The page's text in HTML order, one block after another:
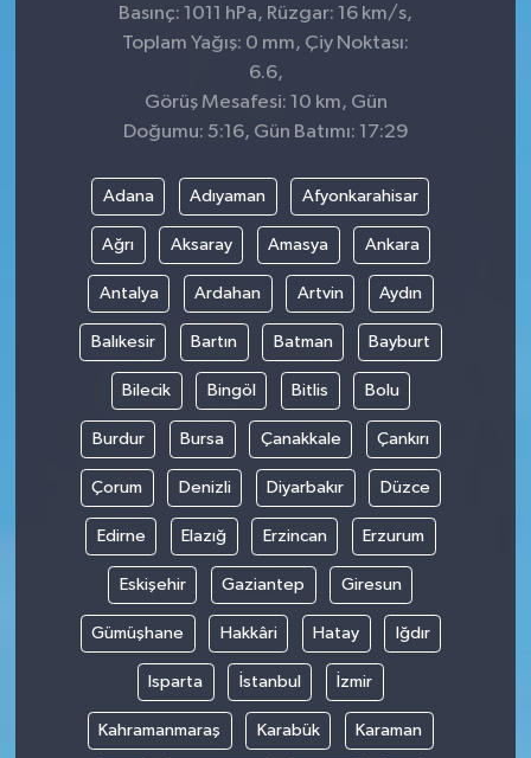
Basınç: 1011 hPa, Rüzgar: 16 km/s,
Toplam Yağış: 0 mm, Çiy Noktası:
6.6,
Görüş Mesafesi: 10 km, Gün
Doğumu: 5:16, Gün Batımı: 17:29
Adana Adıyaman Afyonkarahisar
Ağrı Aksaray Amasya Ankara
Antalya Ardahan Artvin Aydın
Balıkesir Bartın Batman Bayburt
Bilecik Bingöl Bitlis Bolu
Burdur Bursa Çanakkale Çankırı
Çorum Denizli Diyarbakır Düzce
Edirne Elazığ Erzincan Erzurum
Eskişehir Gaziantep Giresun
Gümüşhane Hakkâri Hatay Iğdır
Isparta İstanbul İzmir
Kahramanmaraş Karabük Karaman